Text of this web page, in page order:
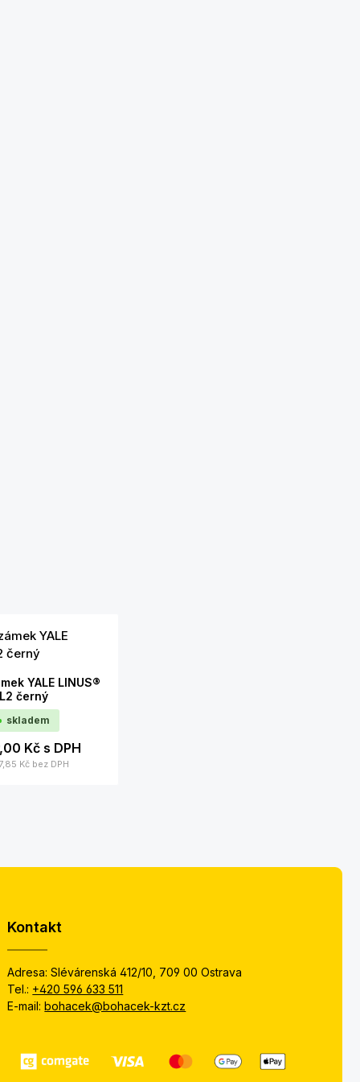
YALE LINUS®
L2 černý
skladem
Kčs DPH
Kč bez DPH
Kontakt
Adresa: Slévárenská 412/10, 709 00 Ostrava
Tel.: +420 596 633 511
E-mail:bohacek@bohacek-kzt.cz